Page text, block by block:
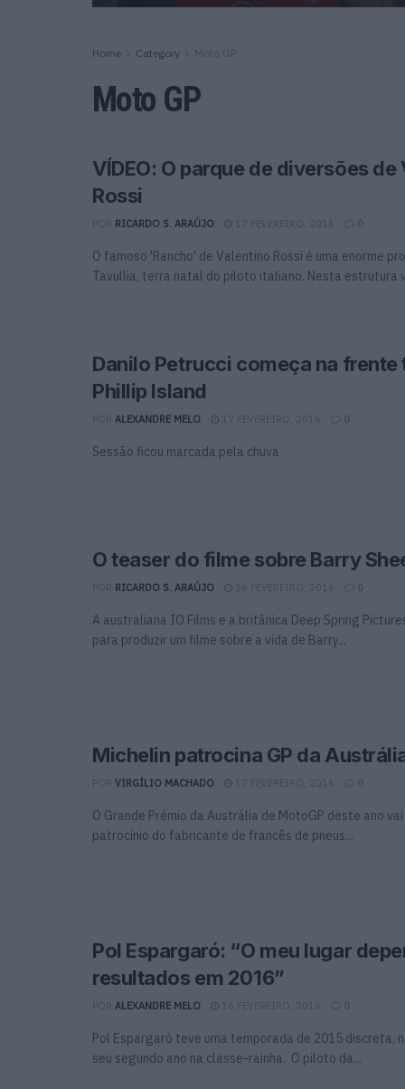
Home Category Moto GP
Moto GP
VÍDEO: O parque de diversões de
Rossi
RICARDO S. ARAÚJO 17 FEVEREIRO, 2016 0
O famoso 'Rancho' de Valentino Rossi é uma enorme
Tavullia, terra natal do piloto italiano. Nesta estrutura
Danilo Petrucci começa na frente
Phillip Island
ALEXANDRE MELO 17 FEVEREIRO, 2016 0
Sessão ficou marcada pela chuva
O teaser do filme sobre Barry
RICARDO S. ARAÚJO 16 FEVEREIRO, 2016 0
A australiana IO Films e a britânica Deep Spring
para produzir um filme sobre a vida de Barry...
Michelin patrocina GP da
VIRGÍLIO MACHADO 17 FEVEREIRO, 2016 0
O Grande Prémio da Austrália de MotoGP deste ano
patrocínio do fabricante de francês de pneus...
Pol Espargaró: “O meu lugar
resultados em 2016”
ALEXANDRE MELO 16 FEVEREIRO, 2016 0
Pol Espargaró teve uma temporada de 2015 discreta,
seu segundo ano na classe-rainha. O piloto da...